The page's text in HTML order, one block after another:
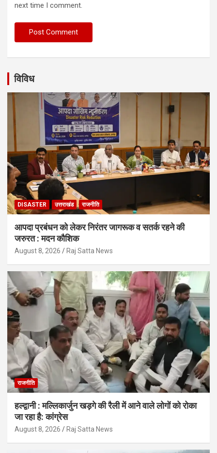
next time I comment.
विविध
DISASTER उत्तराखंड राजनीति
आपदा प्रबंधन को लेकर निरंतर जागरूक व सतर्क रहने की
जरुरत : मदन कौशिक
August 8, 2026 Raj Satta News
राजनीति
हल्द्वानी : मल्लिकार्जुन खड़गे की रैली में आने वाले लोगों को रोका
जा रहा है: कांग्रेस
August 8, 2026 Raj Satta News